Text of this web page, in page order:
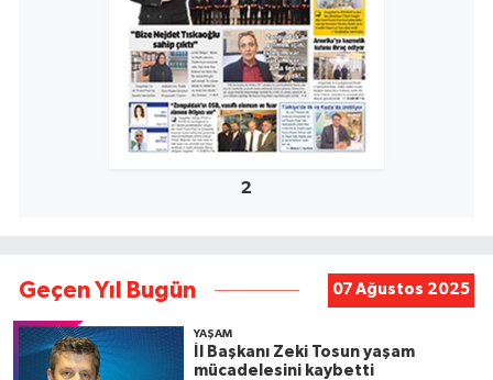
2
Geçen Yıl Bugün 07 Ağustos 2025
YAŞAM
İl Başkanı Zeki Tosun yaşam
mücadelesini kaybetti